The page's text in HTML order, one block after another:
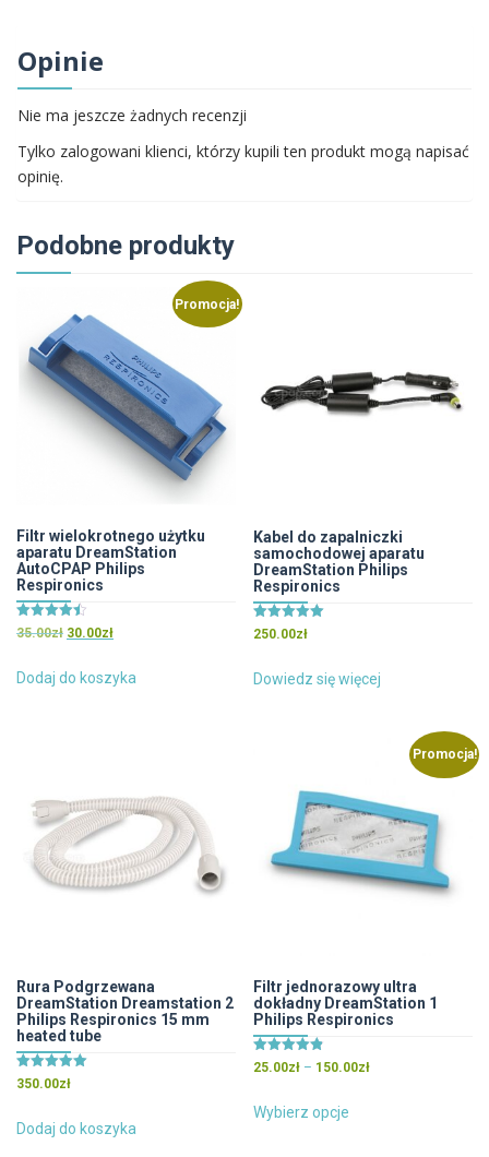
Opinie
Nie ma jeszcze żadnych recenzji
Tylko zalogowani klienci, którzy kupili ten produkt mogą napisać
opinię.
Podobne produkty
Promocja!
Filtr wielokrotnego użytku
aparatu DreamStation
AutoCPAP Philips
Respironics
Oceniono
4.50
35.00zł Pierwotna
wynosiła:
30.00złAktualna
wynosi:
Dodaj do koszyka
Kabel do zapalniczki
samochodowej aparatu
DreamStation Philips
Respironics
Oceniono
5.00
250.00zł
Dowiedz się więcej
Rura Podgrzewana
DreamStation Dreamstation 2
Philips Respironics 15 mm
heated tube
Oceniono
350.00zł
Dodaj do koszyka
Promocja!
Filtr jednorazowy ultra
dokładny DreamStation 1
Philips Respironics
Oceniono
25.00zł – 150.00złZakres
Wybierz opcje